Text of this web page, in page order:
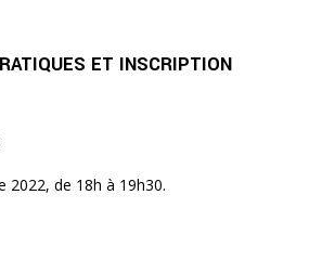
ET INSCRIPTION
2022, de 18h à 19h30.